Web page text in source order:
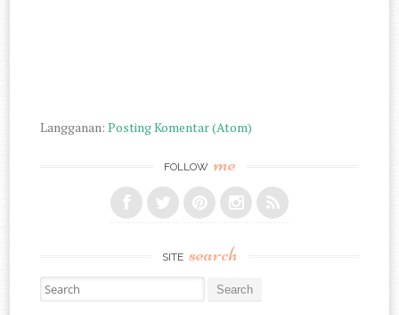
Langganan:Posting Komentar (Atom)
FOLLOW me
SITE search
Search for: